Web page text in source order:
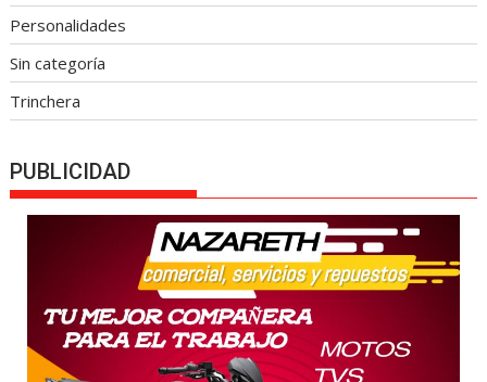
Personalidades
Sin categoría
Trinchera
PUBLICIDAD